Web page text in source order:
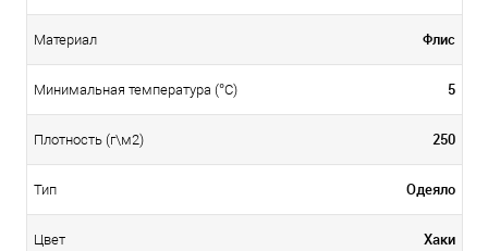
Материал Флис
Минимальная температура (°С) 5
Плотность (г\м2) 250
Тип Одеяло
Цвет Хаки